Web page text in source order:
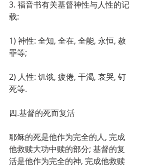
3. 福音书有关基督神性与人性的记
载:
1) 神性: 全知, 全在, 全能, 永恒, 赦
罪等;
2) 人性: 饥饿, 疲倦, 干渴, 哀哭, 钉
死等.
四.基督的死而复活
耶稣的死是他作为完全的人, 完成
他救赎大功中赎的部分; 基督的复
活是他作为完全的神, 完成他救赎